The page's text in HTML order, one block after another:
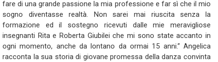
fare di una grande passione la mia professione e far sì che il mio
sogno diventasse realtà. Non sarei mai riuscita senza la
formazione ed il sostegno ricevuti dalle mie meravigliose
insegnanti Rita e Roberta Giubilei che mi sono state accanto in
ogni momento, anche da lontano da ormai 15 anni.” Angelica
racconta la sua storia di giovane promessa della danza convinta